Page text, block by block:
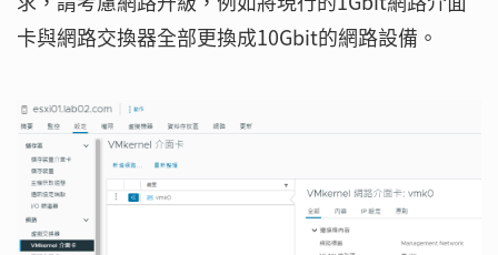
卡與網路交換器全部更換成10Gbit的網路設備。